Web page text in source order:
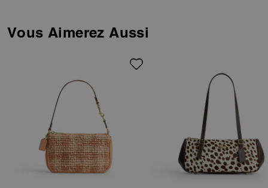
Vous Aimerez Aussi